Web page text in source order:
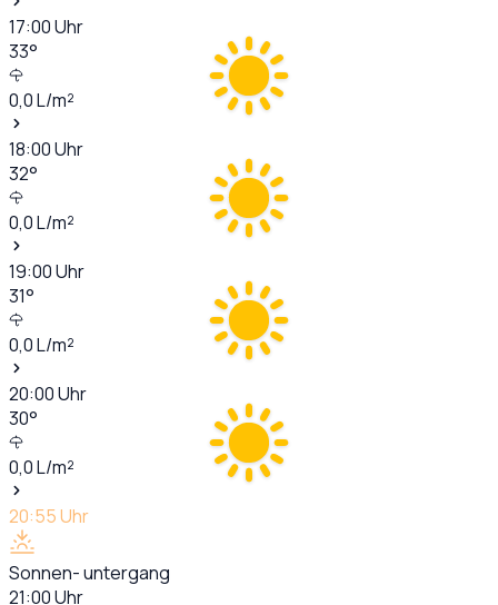
17:00Uhr
33°
0,0L/m²
18:00Uhr
32°
0,0L/m²
19:00Uhr
31°
0,0L/m²
20:00Uhr
30°
0,0L/m²
20:55Uhr
Sonnen- untergang
21:00Uhr